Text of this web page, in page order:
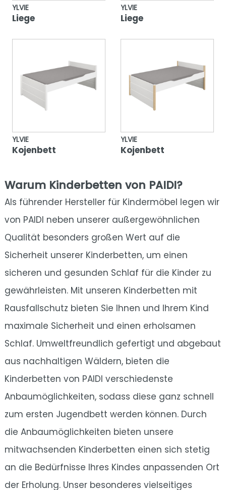
YLVIE
Liege
YLVIE
Liege
YLVIE
Kojenbett
YLVIE
Kojenbett
Warum Kinderbetten von PAIDI?
Als führender Hersteller für Kindermöbel legen wir
von PAIDI neben unserer außergewöhnlichen
Qualität besonders großen Wert auf die
Sicherheit unserer Kinderbetten, um einen
sicheren und gesunden Schlaf für die Kinder zu
gewährleisten. Mit unseren Kinderbetten mit
Rausfallschutz bieten Sie Ihnen und Ihrem Kind
maximale Sicherheit und einen erholsamen
Schlaf. Umweltfreundlich gefertigt und abgebaut
aus nachhaltigen Wäldern, bieten die
Kinderbetten von PAIDI verschiedenste
Anbaumöglichkeiten, sodass diese ganz schnell
zum ersten Jugendbett werden können. Durch
die Anbaumöglichkeiten bieten unsere
mitwachsenden Kinderbetten einen sich stetig
an die Bedürfnisse Ihres Kindes anpassenden Ort
der Erholung. Unser besonderes vielseitiges